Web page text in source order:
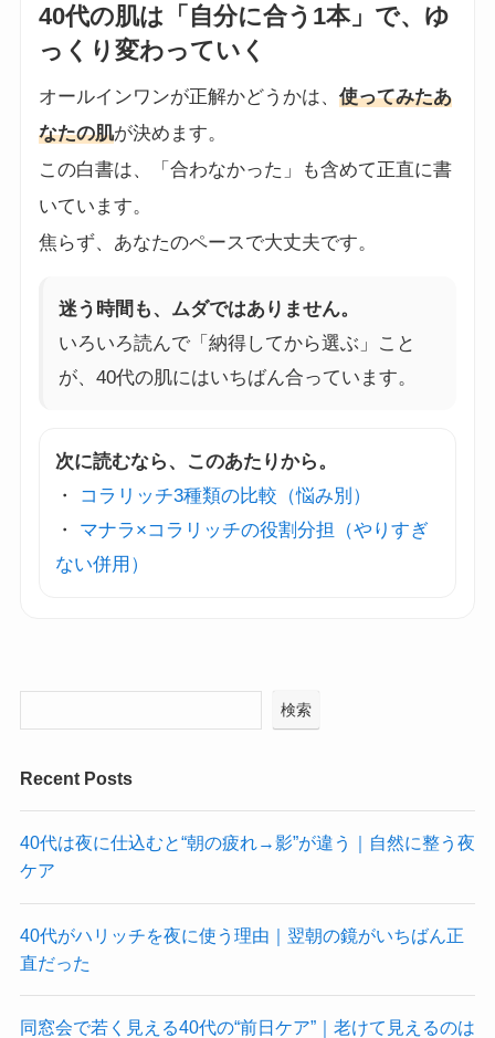
40代の肌は「自分に合う1本」で、ゆ
っくり変わっていく
オールインワンが正解かどうかは、 使ってみたあ
なたの肌が決めます。
この白書は、「合わなかった」も含めて正直に書
いています。
焦らず、あなたのペースで大丈夫です。
迷う時間も、ムダではありません。
いろいろ読んで「納得してから選ぶ」こと
が、40代の肌にはいちばん合っています。
次に読むなら、このあたりから。
・
コラリッチ3種類の比較（悩み別）
・
マナラ×コラリッチの役割分担（やりすぎ
ない併用）
検索
Recent Posts
40代は夜に仕込むと“朝の疲れ→影”が違う｜自然に整う夜
ケア
40代がハリッチを夜に使う理由｜翌朝の鏡がいちばん正
直だった
同窓会で若く見える40代の“前日ケア”｜老けて見えるのは